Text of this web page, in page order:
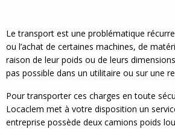
Le transport est une problématique
ou l’achat de certaines machines, de
raison de leur poids ou de leurs
pas possible dans un utilitaire ou sur une
Pour transporter ces charges en toute
Locaclem met à votre disposition un
entreprise possède deux camions poids